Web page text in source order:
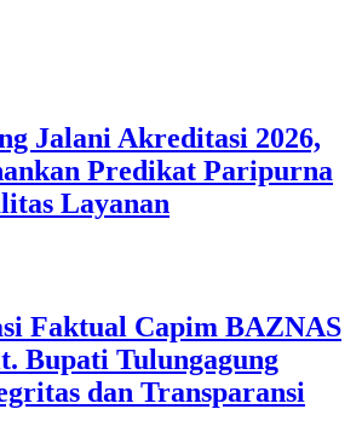
Jalani Akreditasi 2026,
Predikat Paripurna
Layanan
Faktual Capim BAZNAS
Bupati Tulungagung
dan Transparansi